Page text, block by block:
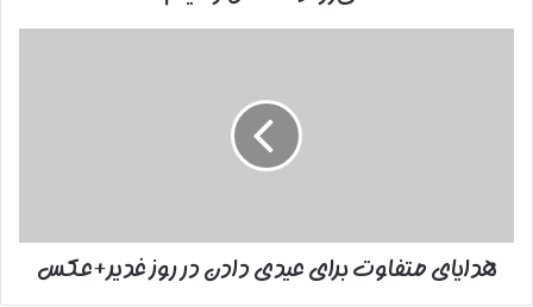
هدایای متفاوت برای عیدی دادن در روز غدیر+عکس